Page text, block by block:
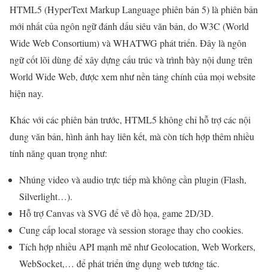
HTML5 (HyperText Markup Language phiên bản 5) là phiên bản
mới nhất của ngôn ngữ đánh dấu siêu văn bản, do W3C (World
Wide Web Consortium) và WHATWG phát triển. Đây là ngôn
ngữ cốt lõi dùng để xây dựng cấu trúc và trình bày nội dung trên
World Wide Web, được xem như nền tảng chính của mọi website
hiện nay.
Khác với các phiên bản trước, HTML5 không chỉ hỗ trợ các nội
dung văn bản, hình ảnh hay liên kết, mà còn tích hợp thêm nhiều
tính năng quan trọng như:
Nhúng video và audio trực tiếp mà không cần plugin (Flash,
Silverlight…).
Hỗ trợ Canvas và SVG để vẽ đồ họa, game 2D/3D.
Cung cấp local storage và session storage thay cho cookies.
Tích hợp nhiều API mạnh mẽ như Geolocation, Web Workers,
WebSocket,… để phát triển ứng dụng web tương tác.